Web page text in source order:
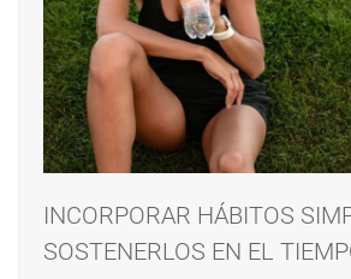
INCORPORAR HÁBITOS
SOSTENERLOS EN EL